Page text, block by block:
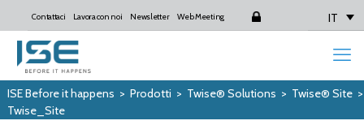
Contattaci Lavora con noi Newsletter Web Meeting IT
ISE Before it happens > Prodotti > Twise® Solutions > Twise® Site
Twise_Site